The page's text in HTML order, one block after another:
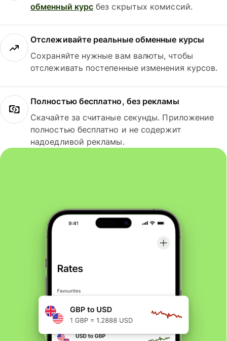
обменный курс без скрытых комиссий.
Отслеживайте реальные обменные курсы
Сохраняйте нужные вам валюты, чтобы
отслеживать постепенные изменения курсов.
Полностью бесплатно, без рекламы
Скачайте за считаные секунды. Приложение
полностью бесплатно и не содержит
надоедливой рекламы.